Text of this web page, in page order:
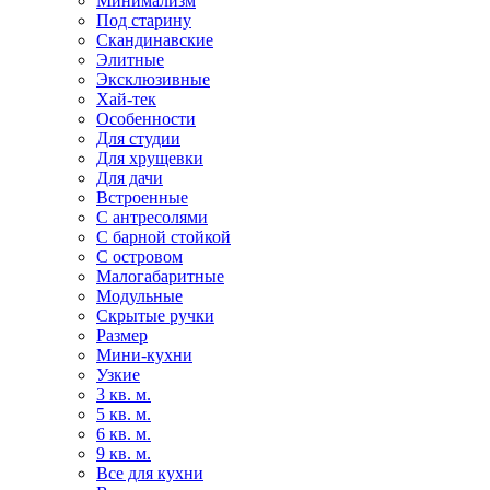
Под старину
Скандинавские
Элитные
Эксклюзивные
Хай-тек
Особенности
Для студии
Для хрущевки
Для дачи
Встроенные
С антресолями
С барной стойкой
С островом
Малогабаритные
Модульные
Скрытые ручки
Размер
Мини-кухни
Узкие
3 кв. м.
5 кв. м.
6 кв. м.
9 кв. м.
Все для кухни